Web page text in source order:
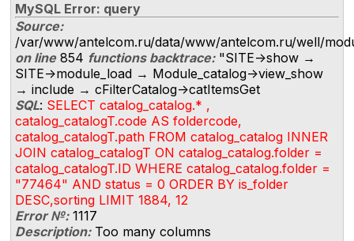
MySQL Error: query
Source:
/var/www/antelcom.ru/data/www/antelcom.ru/well/
on line854 functions backtrace:"SITE->show →
SITE->module_load → Module_catalog->view_show
→ include → cFilterCatalog->catItemsGet
SQL: SELECT catalog_catalog.* ,
catalog_catalogT.code AS foldercode,
catalog_catalogT.path FROM catalog_catalog INNER
JOIN catalog_catalogT ON catalog_catalog.folder =
catalog_catalogT.ID WHERE catalog_catalog.folder =
"77464" AND status = 0 ORDER BY is_folder
DESC,sorting LIMIT 1884, 12
Error №:1117
Description:Too many columns